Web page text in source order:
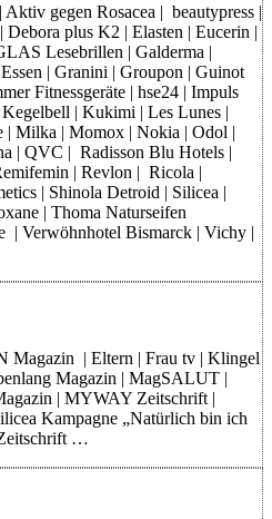
gegen Rosacea | beautypress |
plus K2 | Elasten | Eucerin |
Lesebrillen | Galderma |
| Granini | Groupon | Guinot
Fitnessgeräte | hse24 | Impuls
| Kukimi | Les Lunes |
| Milka | Momox | Nokia | Odol |
| QVC | Radisson Blu Hotels |
| Revlon | Ricola |
| Shinola Detroid | Silicea |
| Thoma Naturseifen
| Verwöhnhotel Bismarck | Vichy |
| Eltern | Frau tv | Klingel
Magazin | MagSALUT |
| MYWAY Zeitschrift |
Kampagne „Natürlich bin ich
…